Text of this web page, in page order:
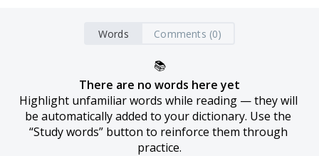
Words Comments (0)
📚
There are no words here yet
Highlight unfamiliar words while reading — they will
be automatically added to your dictionary. Use the
“Study words” button to reinforce them through
practice.